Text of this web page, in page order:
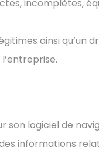
incomplètes,
ainsi qu’un
son logiciel de
informations